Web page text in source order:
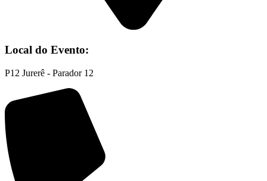
Local do Evento:
P12 Jurerê - Parador 12